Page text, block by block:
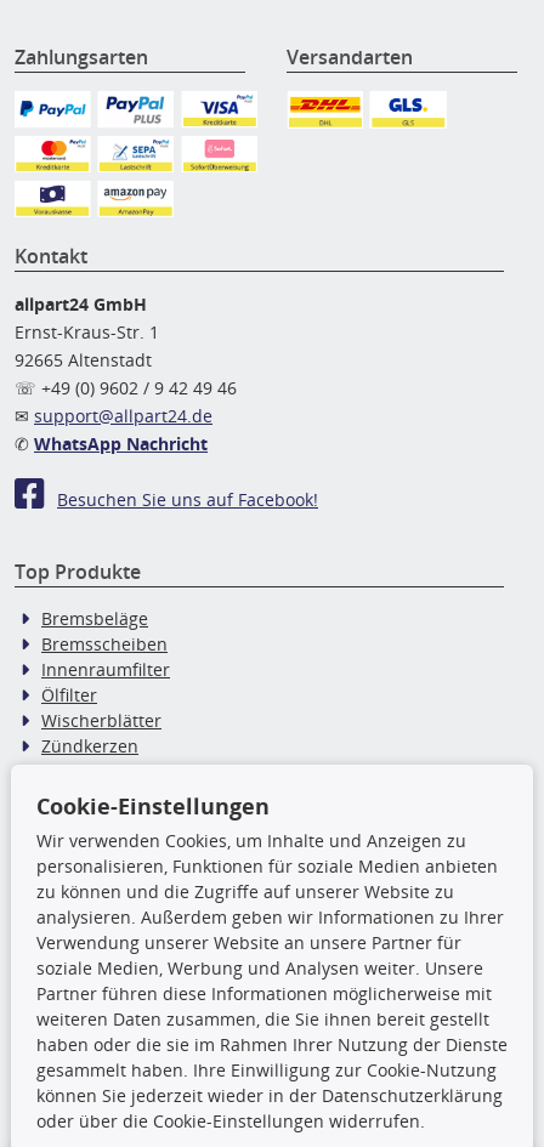
Zahlungsarten Versandarten
Kontakt
allpart24 GmbH
Ernst-Kraus-Str. 1
92665 Altenstadt
☏ +49 (0) 9602 / 9 42 49 46
✉ support@allpart24.de
✆ WhatsApp Nachricht
Besuchen Sie uns auf Facebook!
Top Produkte
Bremsbeläge
Bremsscheiben
Innenraumfilter
Ölfilter
Wischerblätter
Zündkerzen
TecDoc Inside
Die hier angezeigten Daten,
insbesondere die gesamte Datenbank,
dürfen nicht kopiert werden. Es ist zu
unterlassen, die Daten oder die gesamte Datenbank ohne
vorherige Zustimmung TecDocs zu vervielfältigen, zu
verbreiten und/oder diese Handlungen durch Dritte ausführen
zu lassen. Ein Zuwiderhandeln stellt eine
Urheberrechtsverletzung dar und wird verfolgt.
Ronny’s Newsletter
Cookie-Einstellungen
Wir verwenden Cookies, um Inhalte und Anzeigen zu
personalisieren, Funktionen für soziale Medien anbieten
zu können und die Zugriffe auf unserer Website zu
analysieren. Außerdem geben wir Informationen zu Ihrer
Verwendung unserer Website an unsere Partner für
soziale Medien, Werbung und Analysen weiter. Unsere
Partner führen diese Informationen möglicherweise mit
weiteren Daten zusammen, die Sie ihnen bereit gestellt
haben oder die sie im Rahmen Ihrer Nutzung der Dienste
gesammelt haben. Ihre Einwilligung zur Cookie-Nutzung
können Sie jederzeit wieder in der Datenschutzerklärung
oder über die Cookie-Einstellungen widerrufen.